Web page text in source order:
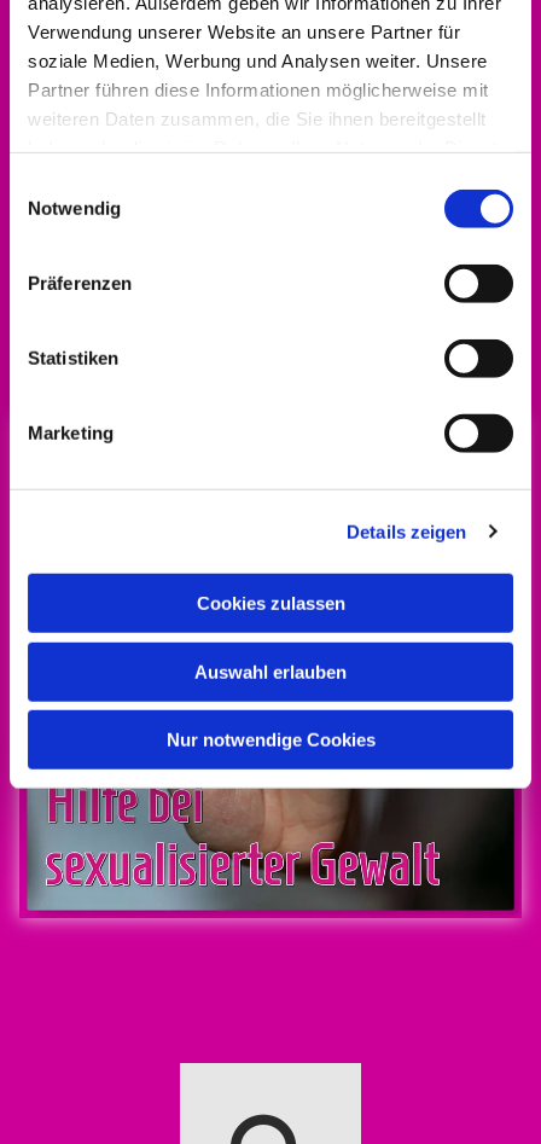
Verwendung unserer Website an unsere Partner für
soziale Medien, Werbung und Analysen weiter. Unsere
Partner führen diese Informationen möglicherweise mit
weiteren Daten zusammen, die Sie ihnen bereitgestellt
Notwendig
Präferenzen
Statistiken
Marketing
Details zeigen
Cookies zulassen
Auswahl erlauben
Nur notwendige Cookies